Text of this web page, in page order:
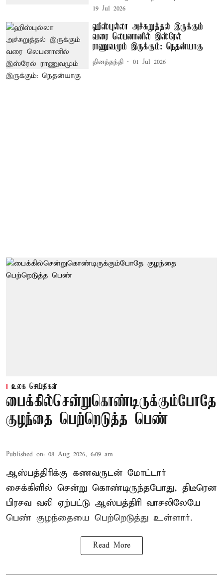
19 Jul 2026
ஹிஸ்புல்லா அச்சுறுத்தல் இருக்கும்
வரை லெபனானில் இஸ்ரேல்
ராணுவமும் இருக்கும்: நெதன்யாகு
தினத்தந்தி 01 Jul 2026
உலக செய்திகள்
பைக்கில்சென்றுகொண்டிருக்கும்போதே
குழந்தை பெற்றெடுத்த பெண்
Published on: 08 Aug 2026, 6:09 am
ஆஸ்பத்திரிக்கு கணவருடன் மோட்டார்
சைக்கிளில் சென்று கொண்டிருந்தபோது, திடீரென
பிரசவ வலி ஏற்பட்டு ஆஸ்பத்திரி வாசலிலேயே
பெண் குழந்தையை பெற்றெடுத்து உள்ளார்.
Read More